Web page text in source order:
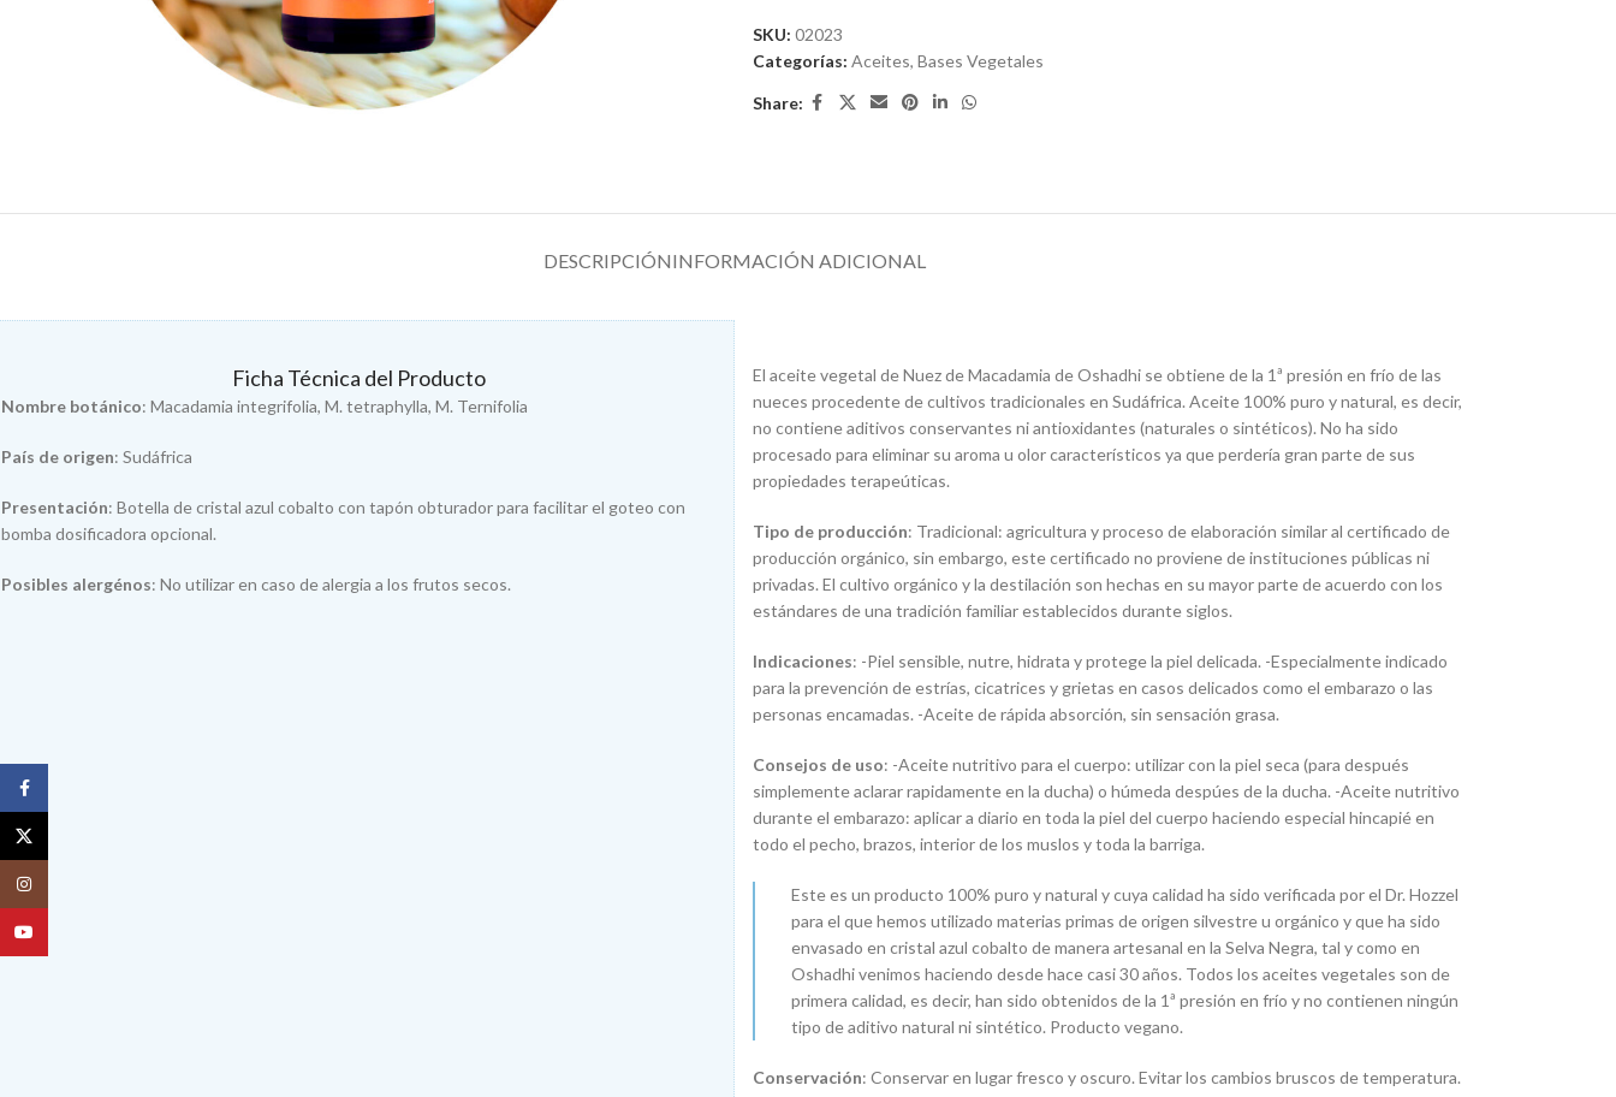
SKU: 02023
Categorías: Aceites, Bases Vegetales
Share:
DESCRIPCIÓNINFORMACIÓN ADICIONAL
Ficha Técnica del Producto
Nombre botánico: Macadamia integrifolia, M. tetraphylla, M. Ternifolia
País de origen: Sudáfrica
Presentación: Botella de cristal azul cobalto con tapón obturador para facilitar el goteo con
bomba dosificadora opcional.
Posibles alergénos: No utilizar en caso de alergia a los frutos secos.
El aceite vegetal de Nuez de Macadamia de Oshadhi se obtiene de la 1ª presión en frío de las
nueces procedente de cultivos tradicionales en Sudáfrica. Aceite 100% puro y natural, es decir,
no contiene aditivos conservantes ni antioxidantes (naturales o sintéticos). No ha sido
procesado para eliminar su aroma u olor característicos ya que perdería gran parte de sus
propiedades terapeúticas.
Tipo de producción: Tradicional: agricultura y proceso de elaboración similar al certificado de
producción orgánico, sin embargo, este certificado no proviene de instituciones públicas ni
privadas. El cultivo orgánico y la destilación son hechas en su mayor parte de acuerdo con los
estándares de una tradición familiar establecidos durante siglos.
Indicaciones: -Piel sensible, nutre, hidrata y protege la piel delicada. -Especialmente indicado
para la prevención de estrías, cicatrices y grietas en casos delicados como el embarazo o las
personas encamadas. -Aceite de rápida absorción, sin sensación grasa.
Consejos de uso: -Aceite nutritivo para el cuerpo: utilizar con la piel seca (para después
simplemente aclarar rapidamente en la ducha) o húmeda despúes de la ducha. -Aceite nutritivo
durante el embarazo: aplicar a diario en toda la piel del cuerpo haciendo especial hincapié en
todo el pecho, brazos, interior de los muslos y toda la barriga.
Este es un producto 100% puro y natural y cuya calidad ha sido verificada por el Dr. Hozzel
para el que hemos utilizado materias primas de origen silvestre u orgánico y que ha sido
envasado en cristal azul cobalto de manera artesanal en la Selva Negra, tal y como en
Oshadhi venimos haciendo desde hace casi 30 años. Todos los aceites vegetales son de
primera calidad, es decir, han sido obtenidos de la 1ª presión en frío y no contienen ningún
tipo de aditivo natural ni sintético. Producto vegano.
Conservación: Conservar en lugar fresco y oscuro. Evitar los cambios bruscos de temperatura.